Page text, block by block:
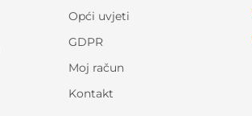
Opći uvjeti
GDPR
Moj račun
Kontakt